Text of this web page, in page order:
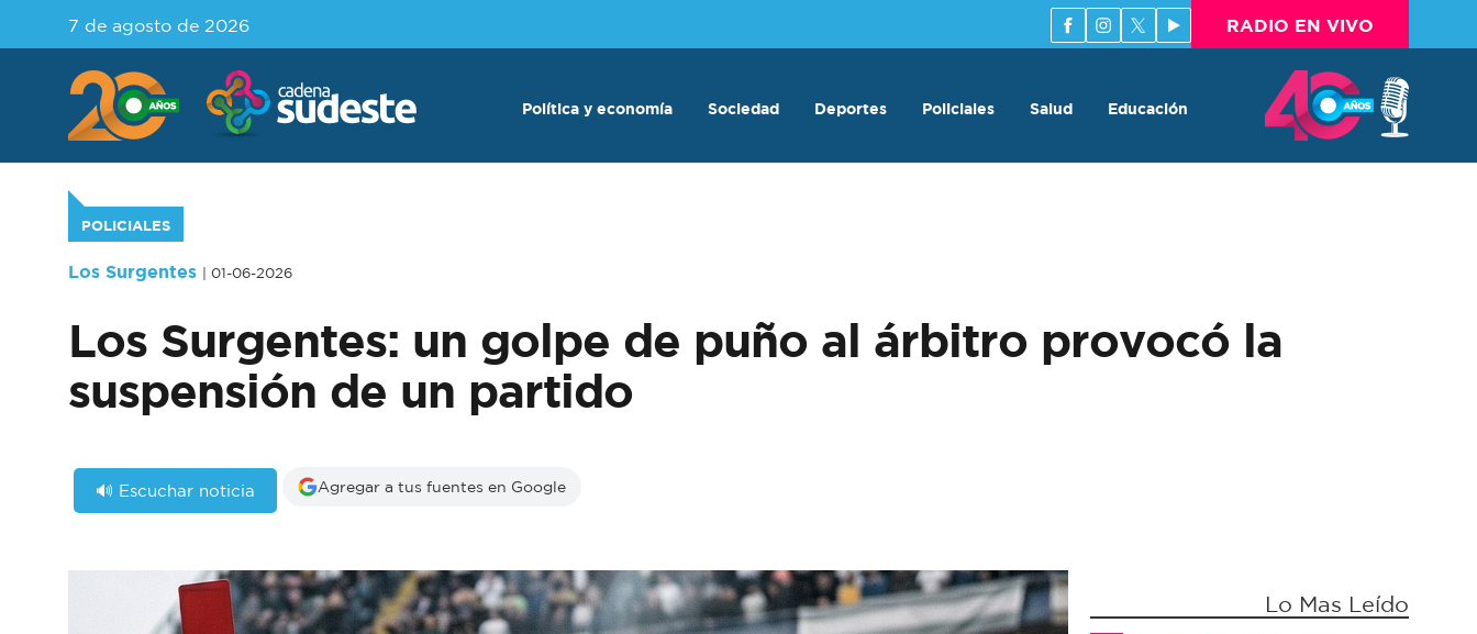
7 de agosto de 2026 RADIO EN VIVO
Política y economía Sociedad Deportes Policiales Salud Educación
POLICIALES
Los Surgentes | 01-06-2026
Los Surgentes: un golpe de puño al árbitro provocó la
suspensión de un partido
🔊 Escuchar noticia Agregar a tus fuentes en Google
Lo Mas Leído